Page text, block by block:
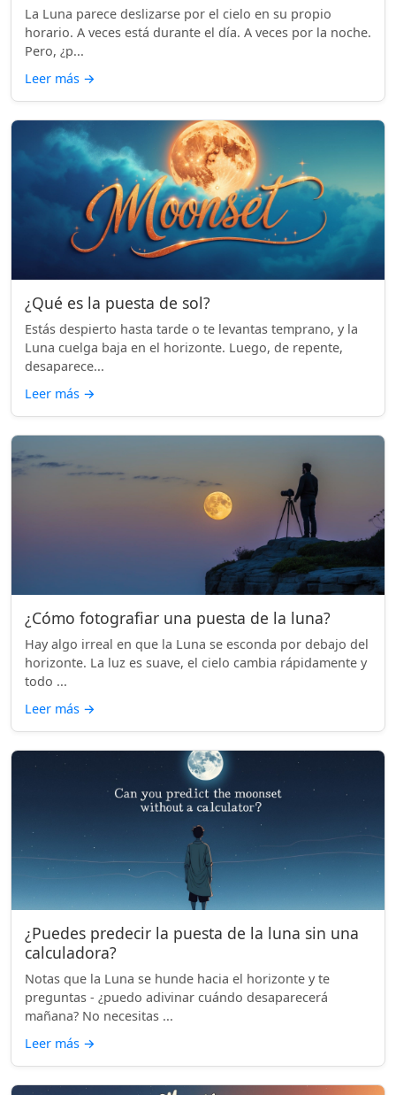
La Luna parece deslizarse por el cielo en su propio
horario. A veces está durante el día. A veces por la noche.
Pero, ¿p...
Leer más →
¿Qué es la puesta de sol?
Estás despierto hasta tarde o te levantas temprano, y la
Luna cuelga baja en el horizonte. Luego, de repente,
desaparece...
Leer más →
¿Cómo fotografiar una puesta de la luna?
Hay algo irreal en que la Luna se esconda por debajo del
horizonte. La luz es suave, el cielo cambia rápidamente y
todo ...
Leer más →
¿Puedes predecir la puesta de la luna sin una
calculadora?
Notas que la Luna se hunde hacia el horizonte y te
preguntas - ¿puedo adivinar cuándo desaparecerá
mañana? No necesitas ...
Leer más →